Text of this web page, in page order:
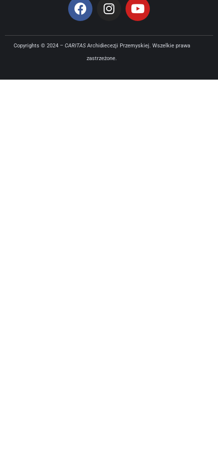
Copyrights © 2024 – CARITASArchidiecezji Przemyskiej. Wszelkie prawa
zastrzeżone.